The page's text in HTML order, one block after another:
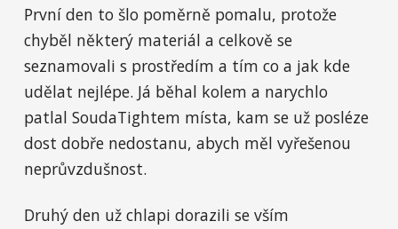
První den to šlo poměrně pomalu, protože
chyběl některý materiál a celkově se
seznamovali s prostředím a tím co a jak kde
udělat nejlépe. Já běhal kolem a narychlo
patlal SoudaTightem místa, kam se už posléze
dost dobře nedostanu, abych měl vyřešenou
neprůvzdušnost.
Druhý den už chlapi dorazili se vším